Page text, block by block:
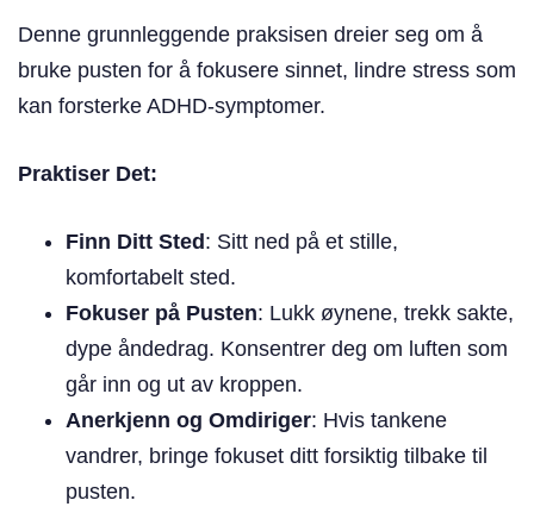
Denne grunnleggende praksisen dreier seg om å
bruke pusten for å fokusere sinnet, lindre stress som
kan forsterke ADHD-symptomer.
Praktiser Det:
Finn Ditt Sted: Sitt ned på et stille,
komfortabelt sted.
Fokuser på Pusten: Lukk øynene, trekk sakte,
dype åndedrag. Konsentrer deg om luften som
går inn og ut av kroppen.
Anerkjenn og Omdiriger: Hvis tankene
vandrer, bringe fokuset ditt forsiktig tilbake til
pusten.